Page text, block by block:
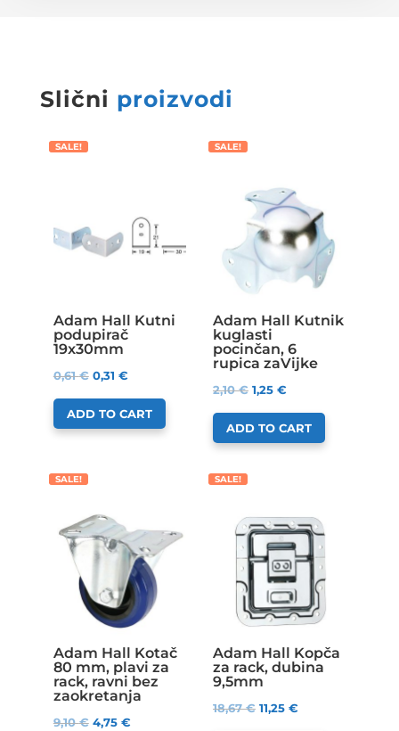
Slični proizvodi
SALE!
Adam Hall Kutni
podupirač
19x30mm
0,61€ 0,31 €
ADD TO CART
SALE!
Adam Hall Kutnik
kuglasti
pocinčan, 6
rupica zaVijke
2,10€ 1,25 €
ADD TO CART
SALE!
Adam Hall Kotač
80 mm, plavi za
rack, ravni bez
zaokretanja
9,10€ 4,75 €
SALE!
Adam Hall Kopča
za rack, dubina
9,5mm
18,67€ 11,25 €